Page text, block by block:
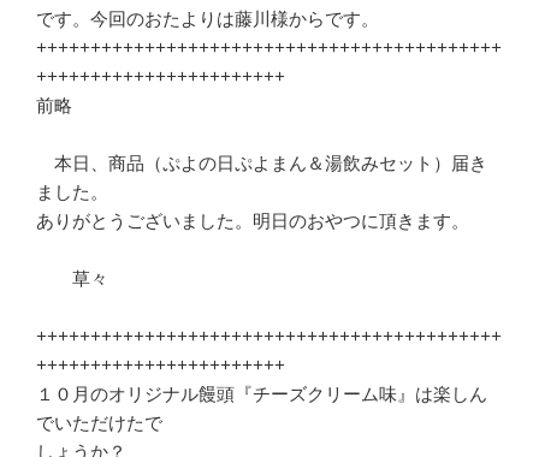
です。今回のおたよりは藤川様からです。
+++++++++++++++++++++++++++++++++++++++++++
+++++++++++++++++++++++
前略
本日、商品（ぷよの日ぷよまん＆湯飲みセット）届き
ました。
ありがとうございました。明日のおやつに頂きます。
草々
+++++++++++++++++++++++++++++++++++++++++++
+++++++++++++++++++++++
１０月のオリジナル饅頭『チーズクリーム味』は楽しん
でいただけたで